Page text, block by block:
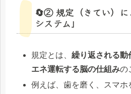
🔄② 規定（きてい）に
システム」
規定とは、繰り返される動
エネ運転する脳の仕組みの
例えば、歯を磨く、スマホ